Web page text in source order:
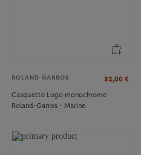
ROLAND GARROS 32,00 €
Casquette Logo monochrome
Roland-Garros - Marine